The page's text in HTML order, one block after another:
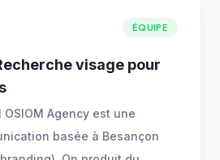
ÉQUIPE
visage pour
OSIOM Agency est une
basée à Besançon